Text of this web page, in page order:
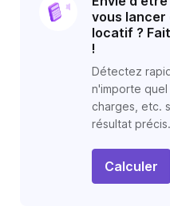
vous lancer
locatif ?
!
Détectez
n'importe quel
charges, etc.
résultat précis.
Calculer